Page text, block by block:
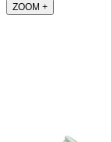
ZOOM +